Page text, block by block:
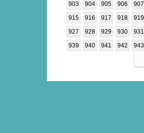
903
904 905 906 907
915
916 917 918 919
927
928 929 930 931
939
940 941 942 943